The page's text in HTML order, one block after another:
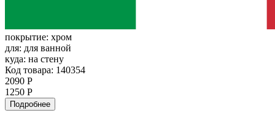
покрытие: хром
для: для ванной
куда: на стену
Код товара: 140354
2090 Р
1250 Р
Подробнее